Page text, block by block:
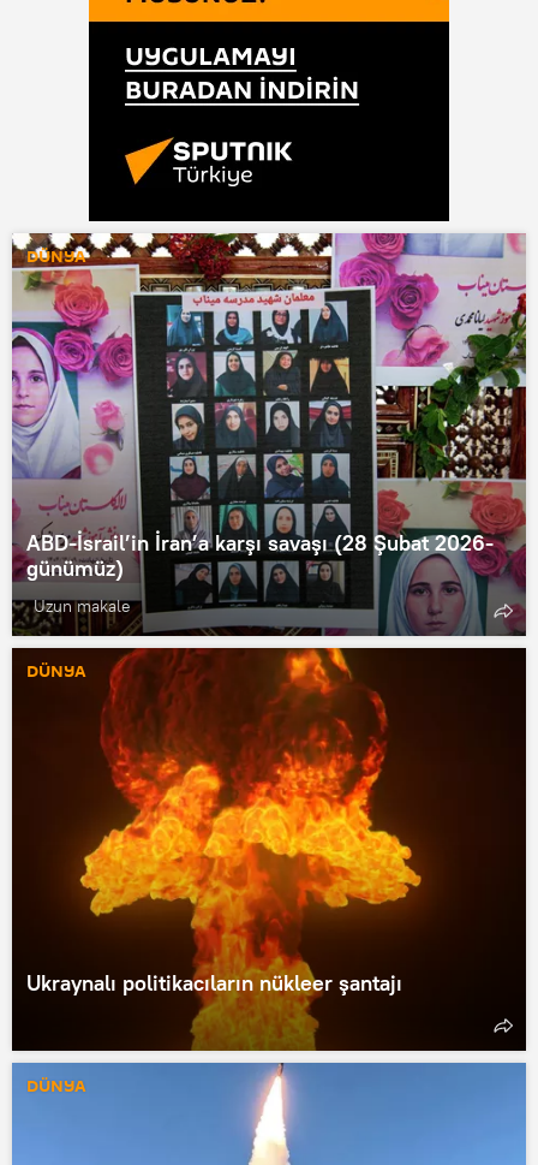
DÜNYA
ABD-İsrail’in İran’a karşı savaşı (28 Şubat 2026-
günümüz)
Uzun makale
DÜNYA
Ukraynalı politikacıların nükleer şantajı
DÜNYA